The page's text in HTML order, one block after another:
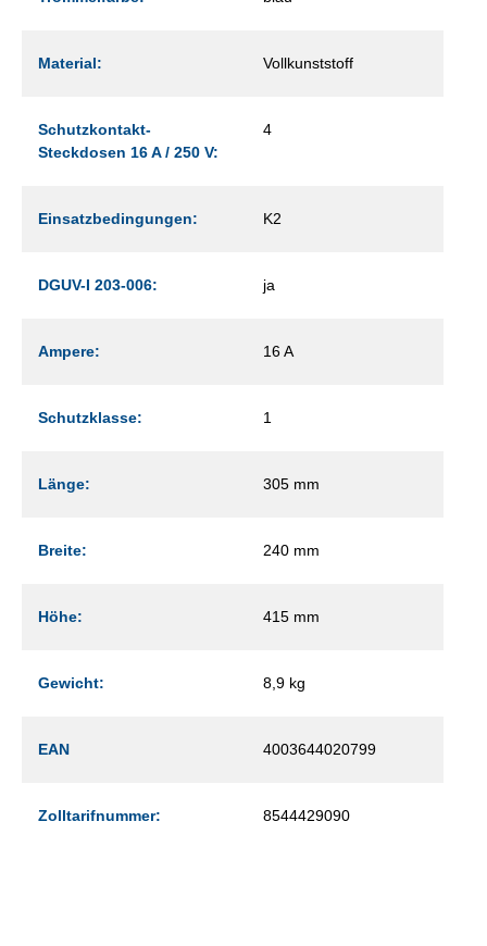
Material: Vollkunststoff
Schutzkontakt-
Steckdosen 16 A / 250 V:
4
Einsatzbedingungen: K2
DGUV-I 203-006: ja
Ampere: 16 A
Schutzklasse: 1
Länge: 305 mm
Breite: 240 mm
Höhe: 415 mm
Gewicht: 8,9 kg
EAN 4003644020799
Zolltarifnummer: 8544429090